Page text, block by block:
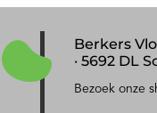
Berkers
· 5692 DL
Bezoek onze